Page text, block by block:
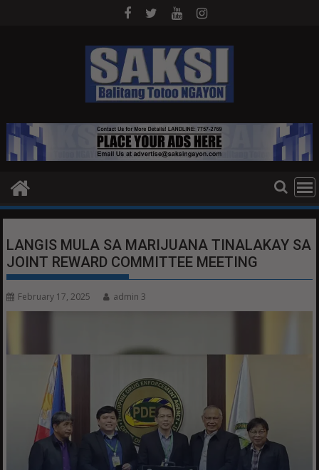
LANGIS MULA SA MARIJUANA TINALAKAY SA
JOINT REWARD COMMITTEE MEETING
February 17, 2025 admin 3